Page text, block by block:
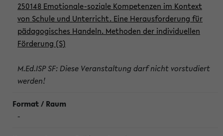
250148 Emotionale-soziale Kompetenzen im Kontext
von Schule und Unterricht. Eine Herausforderung für
pädagogisches Handeln. Methoden der individuellen
Förderung (S)
M.Ed.ISP SF: Diese Veranstaltung darf nicht vorstudiert
werden!
-